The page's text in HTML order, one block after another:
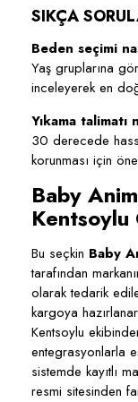
SIKÇA
Beden seçimi
Yaş gruplarına
inceleyerek en
Yıkama talimatı
30 derecede
korunması için
Baby
Kentsoylu
Bu seçkin Baby
tarafından
olarak tedarik
kargoya
Kentsoylu
entegrasyonlarla
sistemde kayıtlı
resmi sitesinden